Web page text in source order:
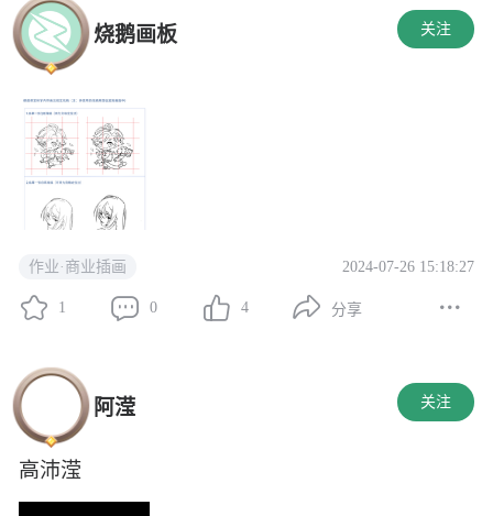
烧鹅画板 关注
作业·商业插画 2024-07-26 15:18:27
1 0 4 分享
阿滢 关注
高沛滢